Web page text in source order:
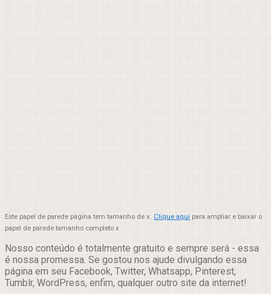
Este papel de parede página tem tamanho de x. Clique aqui para ampliar e baixar o
papel de parede tamanho completo x
Nosso conteúdo é totalmente gratuito e sempre será - essa
é nossa promessa. Se gostou nos ajude divulgando essa
página em seu Facebook, Twitter, Whatsapp, Pinterest,
Tumblr, WordPress, enfim, qualquer outro site da internet!